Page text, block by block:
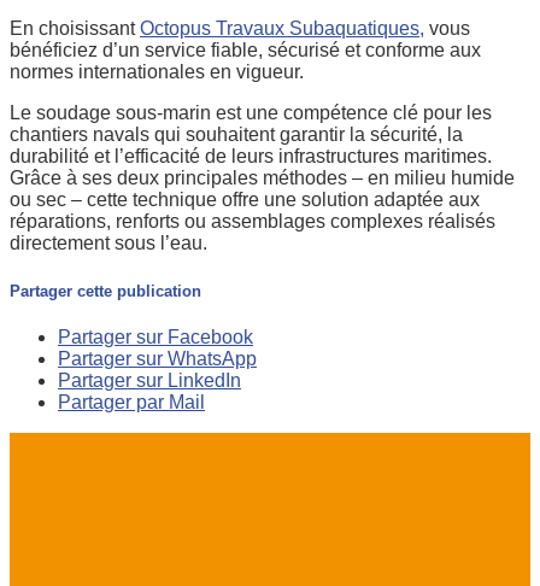
En choisissantOctopus Travaux Subaquatiques, vous
bénéficiez d’un service fiable, sécurisé et conforme aux
normes internationales en vigueur.
Le soudage sous-marin est une compétence clé pour les
chantiers navals qui souhaitent garantir la sécurité, la
durabilité et l’efficacité de leurs infrastructures maritimes.
Grâce à ses deux principales méthodes – en milieu humide
ou sec – cette technique offre une solution adaptée aux
réparations, renforts ou assemblages complexes réalisés
directement sous l’eau.
Partager cette publication
Partager sur Facebook
Partager sur WhatsApp
Partager sur LinkedIn
Partager par Mail